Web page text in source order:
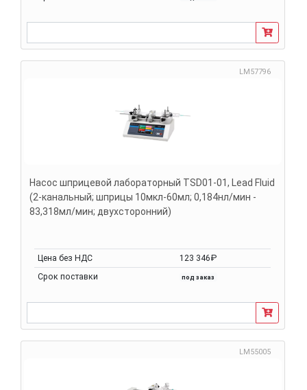
LM57796
Насос шприцевой лабораторный TSD01-01, Lead Fluid
(2-канальный; шприцы 10мкл-60мл; 0,184нл/мин -
83,318мл/мин; двухсторонний)
Цена без НДС
123 346₽
Срок поставки
под заказ
LM55005